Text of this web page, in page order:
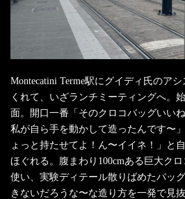
Montecatini Terme駅にグイディ氏のア
くれて、いざランチミーティングへ。
面。開口一番「そのクロコバッグいい
私が自ら手を動かして造ったんです〜
ょっと持たせてよ！ん〜イイネ！」と
ほぐれる。腹まわり100cmある巨大ク
使い、実験ディテール散りばめたバッ
きないだろうな〜な造り方を一発で見